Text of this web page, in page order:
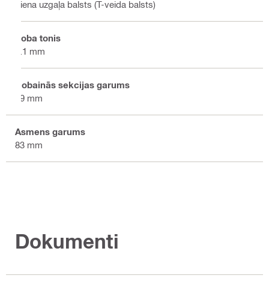
Viena uzgaļa balsts (T-veida balsts)
Zoba tonis
1.1 mm
Robainās sekcijas garums
59 mm
Asmens garums
83 mm
Dokumenti